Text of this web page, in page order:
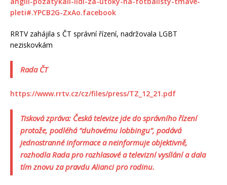
pleti#.YPCB2G-ZxAo.facebook
RRTV zahájila s ČT správní řízení, nadržovala LGBT
neziskovkám
Rada ČT
https://www.rrtv.cz/cz/files/press/TZ_12_21.pdf
Tisková zpráva: Česká televize jde do správního řízení
protože, podléhá “duhovému lobbingu“, podává
jednostranné informace a neinformuje objektivně,
rozhodla Rada pro rozhlasové a televizní vysílání a dala
tím znovu za pravdu Alianci pro rodinu.